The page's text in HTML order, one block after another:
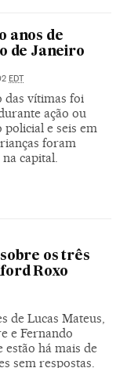
anos de
de Janeiro
EDT
das vítimas foi
ação ou
policial e seis em
foram
capital.
os três
Roxo
de Lucas Mateus,
e Fernando
estão há mais de
sem respostas.